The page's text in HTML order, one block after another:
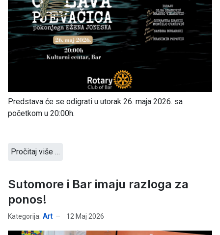
Predstava će se odigrati u utorak 26. maja 2026. sa
početkom u 20:00h.
Pročitaj više …
Sutomore i Bar imaju razloga za
ponos!
Kategorija: Art 12 Maj 2026